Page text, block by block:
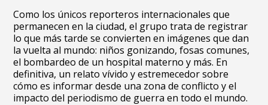
Como los únicos reporteros internacionales que
permanecen en la ciudad, el grupo trata de registrar
lo que más tarde se convierten en imágenes que dan
la vuelta al mundo: niños gonizando, fosas comunes,
el bombardeo de un hospital materno y más. En
definitiva, un relato vívido y estremecedor sobre
cómo es informar desde una zona de conflicto y el
impacto del periodismo de guerra en todo el mundo.